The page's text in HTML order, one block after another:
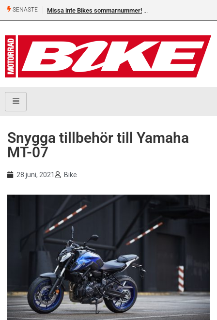
SENASTE Missa inte Bikes sommarnummer!
Snygga tillbehör till Yamaha
MT-07
28 juni, 2021 Bike